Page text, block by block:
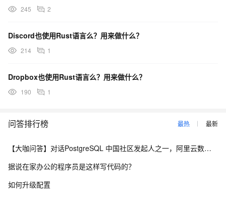
245 2
Discord也使用Rust语言么？用来做什么？
214 1
Dropbox也使用Rust语言么？用来做什么？
190 1
问答排行榜 最热 最新
【大咖问答】对话PostgreSQL 中国社区发起人之一，阿里云数据库高级专家 德哥
据说在家办公的程序员是这样写代码的？
如何升级配置